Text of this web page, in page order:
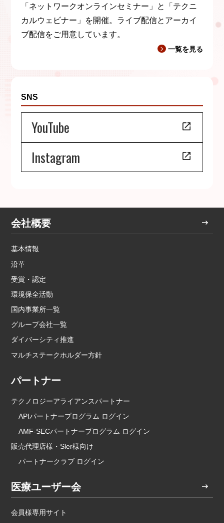
「ネットワークオンラインセミナー」と「テクニ
カルウェビナー」を開催。ライブ配信とアーカイ
ブ配信をご用意しています。
一覧を見る
SNS
YouTube
Instagram
会社概要
基本情報
沿革
受賞・認定
環境保全活動
国内事業所一覧
グループ会社一覧
ダイバーシティ推進
マルチステークホルダー方針
パートナー
テクノロジーアライアンスパートナー
APIパートナープログラム ログイン
AMF-SECパートナープログラム ログイン
販売代理店様・Sler様向け
パートナークラブ ログイン
医療ユーザー会
会員様専用サイト